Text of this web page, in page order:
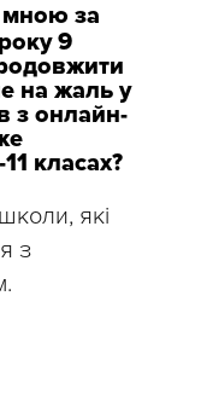
мною за
9
на жаль у
з онлайн-
класах?
які
з